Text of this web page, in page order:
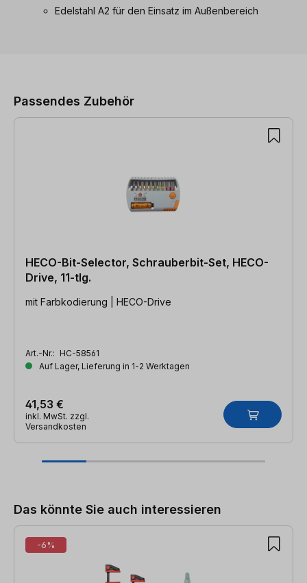
Edelstahl A2 für den Einsatz im Außenbereich
Passendes Zubehör
HECO-Bit-Selector, Schrauberbit-Set, HECO-
Drive, 11-tlg.
mit Farbkodierung | HECO-Drive
Art.-Nr.: HC-58561
Auf Lager, Lieferung in 1-2 Werktagen
41,53 €
inkl. MwSt. zzgl.
Versandkosten
Das könnte Sie auch interessieren
-6%